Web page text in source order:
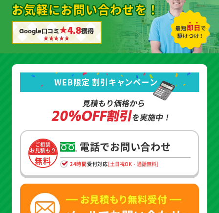
お気軽にお問い合わせを！
Google口コミ★4.8獲得
WEB限定 割引キャンペーン
見積もり価格から
20%OFF割引を実施中！
ご相談
お見積もり
無料
電話でお問い合わせ
24時間受付対応[土日祝OK・通話無料]